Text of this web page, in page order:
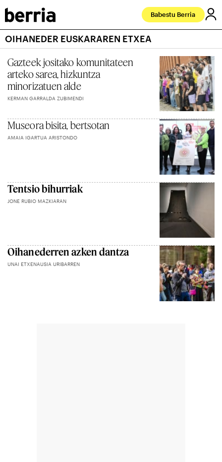
Babestu Berria
OIHANEDER EUSKARAREN ETXEA
Gazteek jositako komunitateen
arteko sarea, hizkuntza
minorizatuen alde
KERMAN GARRALDA ZUBIMENDI
Museora bisita, bertsotan
AMAIA IGARTUA ARISTONDO
Tentsio bihurriak
JONE RUBIO MAZKIARAN
Oihanederren azken dantza
UNAI ETXENAUSIA URIBARREN